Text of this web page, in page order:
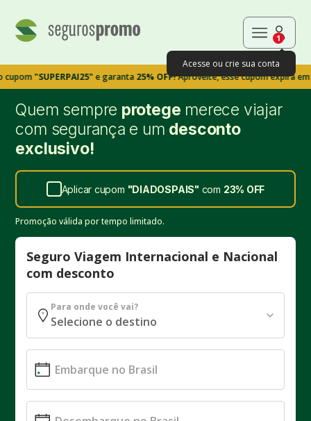
1
Acesse ou crie sua conta
"SUPERPAI25"e garanta25% OFF!Aproveite, esse cupom expira em 9m39s
Quem sempre protege merece viajar
com segurança e um desconto
exclusivo!
Aplicar cupom "DIADOSPAIS" com 23% OFF
Promoção válida por tempo limitado.
Seguro Viagem Internacional e Nacional
com desconto
Para onde você vai?